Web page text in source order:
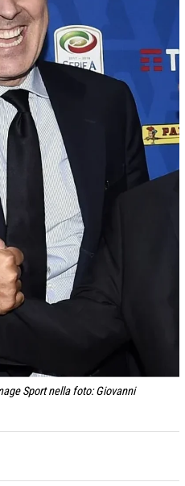
Sport nella foto: Giovanni